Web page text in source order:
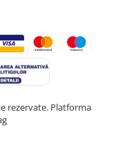
rezervate. Platforma